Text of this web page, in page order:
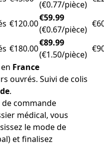
(€0.77/pièce)
€120.00
€59.99
(€0.67/pièce)
€180.00
€89.99
(€1.50/pièce)
France
ouvrés. Suivi de colis
.
commande
médical, vous
le mode de
et finalisez